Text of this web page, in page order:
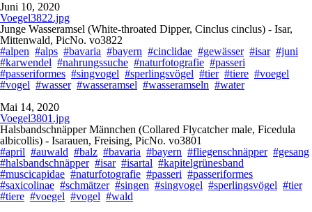
Juni 10, 2020
Voegel3822.jpg
Junge Wasseramsel (White-throated Dipper, Cinclus cinclus) - Isar,
Mittenwald, PicNo. vo3822
#alpen #alps #bavaria #bayern #cinclidae #gewässer #isar #juni
#karwendel #nahrungssuche #naturfotografie #passeri
#passeriformes #singvogel #sperlingsvögel #tier #tiere #voegel
#vogel #wasser #wasseramsel #wasseramseln #water
Mai 14, 2020
Voegel3801.jpg
Halsbandschnäpper Männchen (Collared Flycatcher male, Ficedula
albicollis) - Isarauen, Freising, PicNo. vo3801
#april #auwald #balz #bavaria #bayern #fliegenschnäpper #gesang
#halsbandschnäpper #isar #isartal #kapitelgrünesband
#muscicapidae #naturfotografie #passeri #passeriformes
#saxicolinae #schmätzer #singen #singvogel #sperlingsvögel #tier
#tiere #voegel #vogel #wald